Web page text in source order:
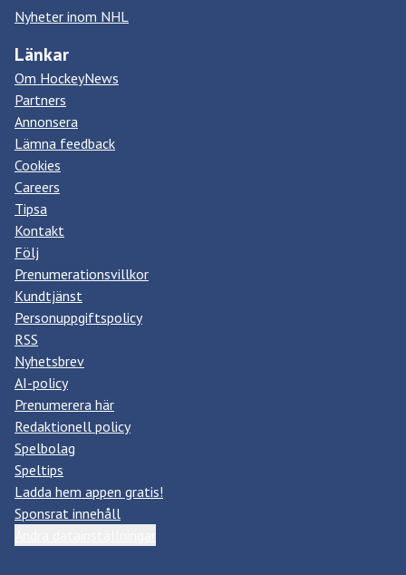
Nyheter inom NHL
Länkar
Om HockeyNews
Partners
Annonsera
Lämna feedback
Cookies
Careers
Tipsa
Kontakt
Följ
Prenumerationsvillkor
Kundtjänst
Personuppgiftspolicy
RSS
Nyhetsbrev
AI-policy
Prenumerera här
Redaktionell policy
Spelbolag
Speltips
Ladda hem appen gratis!
Sponsrat innehåll